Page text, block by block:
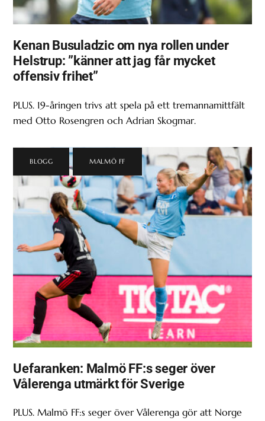
Kenan Busuladzic om nya rollen under
Helstrup: ”känner att jag får mycket
offensiv frihet”
PLUS. 19-åringen trivs att spela på ett tremannamittfält
med Otto Rosengren och Adrian Skogmar.
BLOGG MALMÖ FF
Uefaranken: Malmö FF:s seger över
Vålerenga utmärkt för Sverige
PLUS. Malmö FF:s seger över Vålerenga gör att Norge